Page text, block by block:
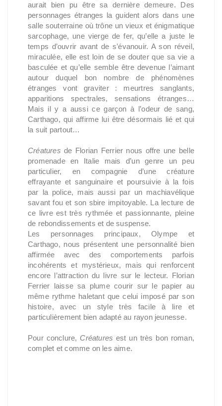
aurait bien pu être sa dernière demeure. Des
personnages étranges la guident alors dans une
salle souterraine où trône un vieux et énigmatique
sarcophage, une vierge de fer, qu’elle a juste le
temps d’ouvrir avant de s’évanouir. A son réveil,
miraculée, elle est loin de se douter que sa vie a
basculée et qu’elle semble être devenue l’aimant
autour duquel bon nombre de phénomènes
étranges vont graviter : meurtres sanglants,
apparitions spectrales, sensations étranges…
Mais il y a aussi ce garçon à l’odeur de sang,
Carthago, qui affirme lui être désormais lié et qui
la suit partout…
Créatures de Florian Ferrier nous offre une belle
promenade en Italie mais d’un genre un peu
particulier, en compagnie d’une créature
effrayante et sanguinaire et poursuivie à la fois
par la police, mais aussi par un machiavélique
savant fou et son sbire impitoyable. La lecture de
ce livre est très rythmée et passionnante, pleine
de rebondissements et de suspense.
Les personnages principaux, Olympe et
Carthago, nous présentent une personnalité bien
affirmée avec des comportements parfois
incohérents et mystérieux, mais qui renforcent
encore l’attraction du livre sur le lecteur. Florian
Ferrier laisse sa plume courir sur le papier au
même rythme haletant que celui imposé par son
histoire, avec un style très facile à lire et
particulièrement bien adapté au rayon jeunesse.
Pour conclure, Créatures est un très bon roman,
complet et comme on les aime.